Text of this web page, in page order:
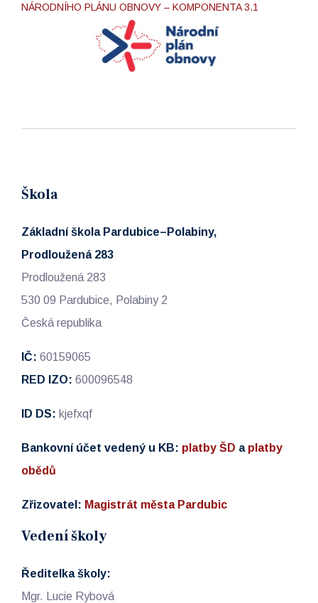
NÁRODNÍHO PLÁNU OBNOVY – KOMPONENTA 3.1
Škola
Základní škola Pardubice–Polabiny,
Prodloužená 283
Prodloužená 283
530 09 Pardubice, Polabiny 2
Česká republika
IČ: 60159065
RED IZO: 600096548
ID DS: kjefxqf
Bankovní účet vedený u KB: platby ŠD a platby
obědů
Zřizovatel: Magistrát města Pardubic
Vedení školy
Ředitelka školy:
Mgr. Lucie Rybová